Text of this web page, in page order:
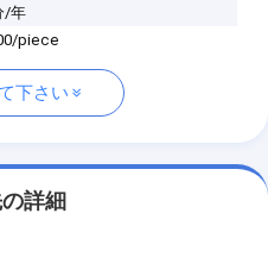
/年
piece
下さい
詳細